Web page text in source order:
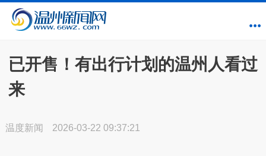
已开售！有出行计划的温州人看过
来
温度新闻 2026-03-22 09:37:21